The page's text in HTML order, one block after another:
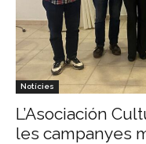
Notícies
L’Asociación
les campanyes